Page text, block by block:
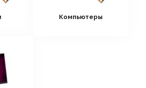
Компьютеры